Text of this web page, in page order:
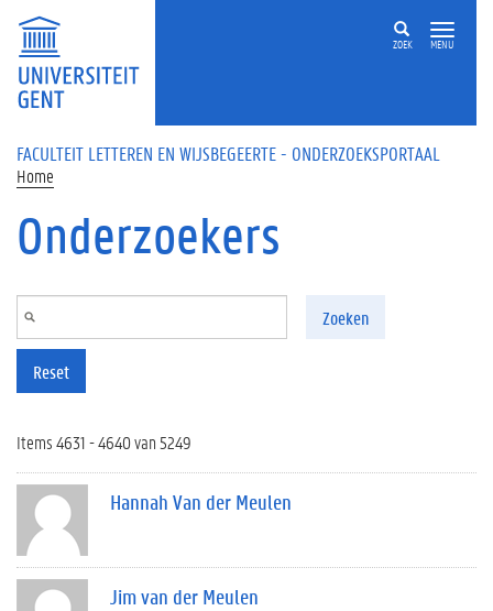
Overslaan en naar de inhoud gaan
ZOEK MENU
FACULTEIT LETTEREN EN WIJSBEGEERTE - ONDERZOEKSPORTAAL
Home
Onderzoekers
Zoeken
Reset
Items 4631 - 4640 van 5249
Hannah Van der Meulen
Jim van der Meulen